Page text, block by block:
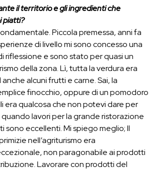
il territorio e gli ingredienti che
piatti?
Piccola premessa, anni fa
di livello mi sono concesso una
riflessione e sono stato per quasi un
della zona. Lì, tutta la verdura era
alcuni frutti e carne. Sai, la
finocchio, oppure di un pomodoro
era qualcosa che non potevi dare per
lavori per la grande ristorazione
sono eccellenti. Mi spiego meglio; Il
nell’agriturismo era
non paragonabile ai prodotti
Lavorare con prodotti del